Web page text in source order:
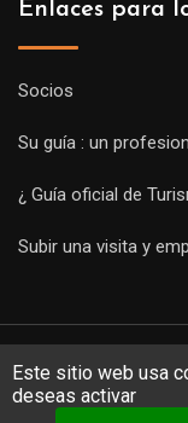
Este sitio web usa
deseas activar
Enlaces para
Socios
Su guía : un
¿ Guía oficial de
Subir una visita y